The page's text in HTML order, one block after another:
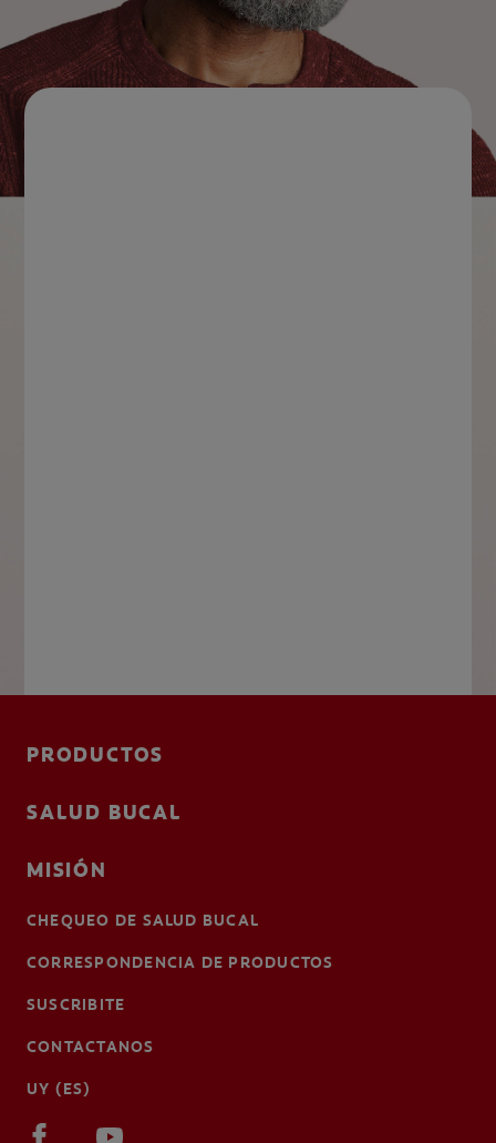
PRODUCTOS
SALUD BUCAL
MISIÓN
CHEQUEO DE SALUD BUCAL
CORRESPONDENCIA DE PRODUCTOS
SUSCRIBITE
CONTACTANOS
UY (ES)